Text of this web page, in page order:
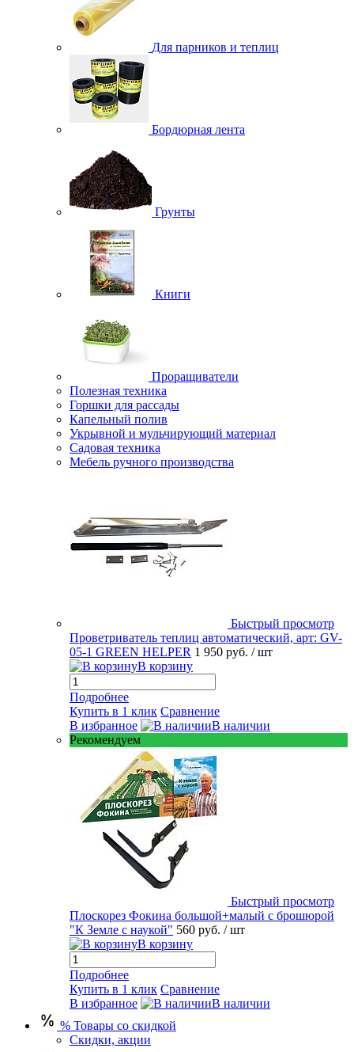
Для парников и теплиц
Бордюрная лента
Грунты
Книги
Проращиватели
Полезная техника
Горшки для рассады
Капельный полив
Укрывной и мульчирующий материал
Садовая техника
Мебель ручного производства
Быстрый просмотр
Проветриватель теплиц автоматический, арт: GV-
05-1 GREEN HELPER 1 950 руб. / шт
В корзину
Подробнее
Купить в 1 клик Сравнение
В избранное
В наличии
Рекомендуем
Быстрый просмотр
Плоскорез Фокина большой+малый с брошюрой
"К Земле с наукой" 560 руб. / шт
В корзину
Подробнее
Купить в 1 клик Сравнение
В избранное
В наличии
% Товары со скидкой
Скидки, акции